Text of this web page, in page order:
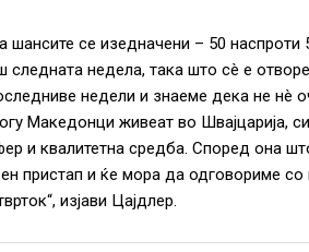
шансите се изедначени – 50 наспроти
следната недела, така што сè е
недели и знаеме дека не нè
Македонци живеат во Швајцарија,
и квалитетна средба. Според она
пристап и ќе мора да одговориме
изјави Цајдлер.